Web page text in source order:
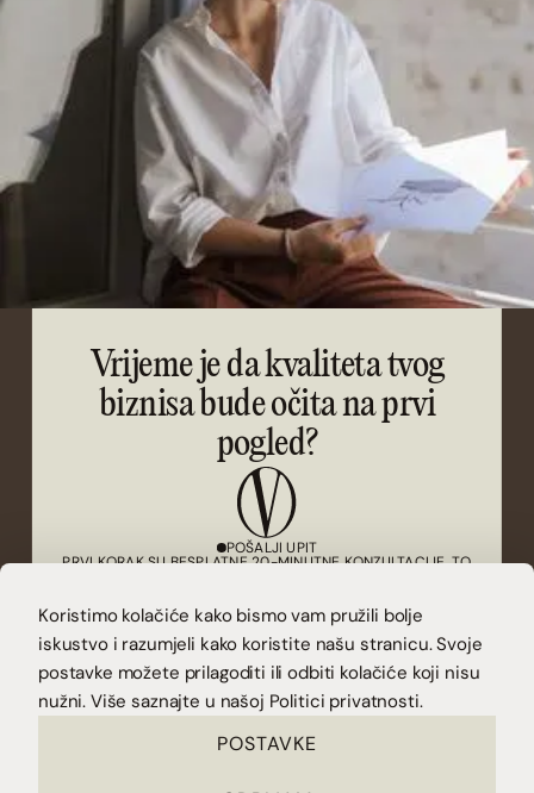
Koristimo kolačiće kako bismo vam pružili bolje
iskustvo i razumjeli kako koristite našu stranicu. Svoje
postavke možete prilagoditi ili odbiti kolačiće koji nisu
nužni. Više saznajte u našoj Politici privatnosti.
POSTAVKE
Vrijeme je da kvaliteta tvog
biznisa bude očita na prvi
pogled?
POŠALJI UPIT
PRVI KORAK SU BESPLATNE 20-MINUTNE KONZULTACIJE. TO
CONTACT@VUCAKOVA.COM
(POVEŽIMO SE)
INSTAGRAM
LINKEDIN
PREUZMI BESPLATNU CHECKLISTU I SAZNAJ JE LI